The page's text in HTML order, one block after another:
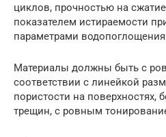
циклов, прочностью на
показателем истираемости
параметрами водопоглощения
Материалы должны быть с
соответствии с линейкой
пористости на поверхностях,
трещин, с ровным